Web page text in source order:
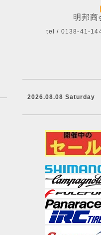
明邦商
tel / 0138-41-
2026.08.08 Saturday